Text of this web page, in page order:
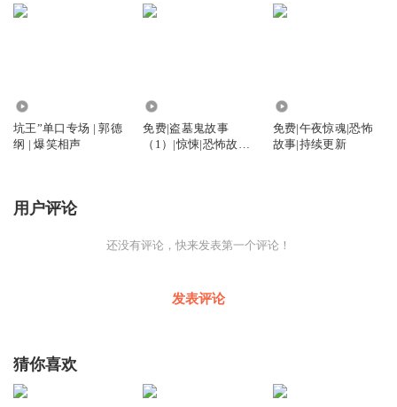
坑王”单口专场 | 郭德
纲 | 爆笑相声
免费|盗墓鬼故事
（1）|惊悚|恐怖故事|
免费|午夜惊魂|恐怖
故事|持续更新
用户评论
还没有评论，快来发表第一个评论！
发表评论
猜你喜欢